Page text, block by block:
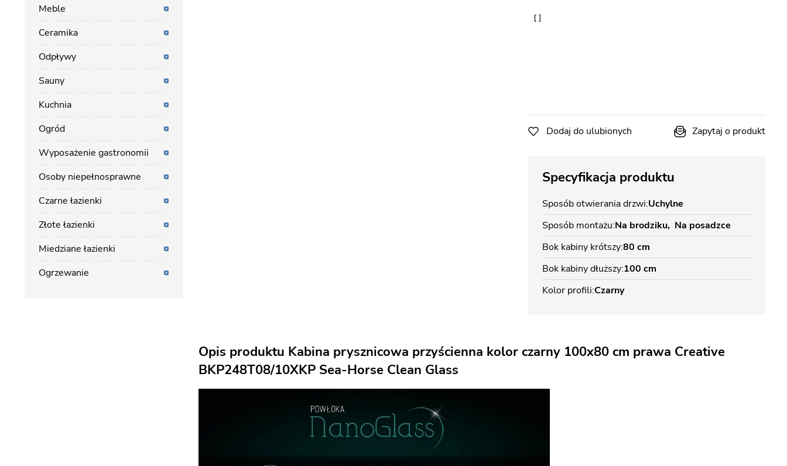
Dodaj do ulubionych Zapytaj o produkt
Specyfikacja produktu
Sposób otwierania drzwi Uchylne
Sposób montażu Na brodziku Na posadzce
Bok kabiny krótszy80 cm
Bok kabiny dłuższy 100 cm
Kolor profili Czarny
Opis produktu Kabina prysznicowa przyścienna kolor czarny 100x80 cm prawa Creative
BKP248T08/10XKP Sea-Horse Clean Glass
Meble
Ceramika
Odpływy
Sauny
Kuchnia
Ogród
Wyposażenie gastronomii
Osoby niepełnosprawne
Czarne łazienki
Złote łazienki
Miedziane łazienki
Ogrzewanie